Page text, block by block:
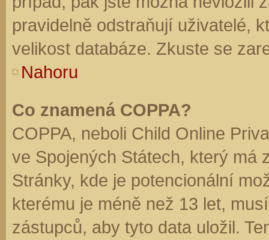
pravidelně odstraňují uživatelé,
velikost databáze. Zkuste se
Nahoru
Co znamená COPPA?
COPPA, neboli Child Online
ve Spojených Státech, který má
Stránky, kde je potencionální
kterému je méně než 13 let,
zástupců, aby tyto data uložil.